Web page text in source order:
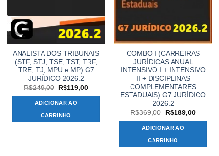
ANALISTA DOS TRIBUNAIS
(STF, STJ, TSE, TST, TRF,
TRE, TJ, MPU e MP) G7
JURÍDICO 2026.2
R$249,00
O
original
era:
R$249,00.
R$119,00O
ADICIONAR AO
CARRINHO
COMBO I (CARREIRAS
JURÍDICAS ANUAL
INTENSIVO I + INTENSIVO
II + DISCIPLINAS
COMPLEMENTARES
ESTADUAIS) G7 JURÍDICO
2026.2
R$369,00
O
original
era:
R$369,00.
R$189,00O
ADICIONAR AO
CARRINHO